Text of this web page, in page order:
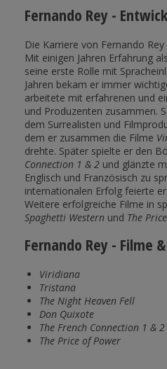
Fernando Rey -
Die Karriere von Fernando
Mit einigen Jahren Erfahrung
seine erste Rolle mit
Jahren bekam er immer
arbeitete mit erfahrenen und
und Produzenten zusammen.
dem Surrealisten und
dem er zusammen die Filme
drehte. Später spielte er den
Connection 1 & 2 und glänzte
Englisch und Französisch zu
internationalen Erfolg feierte
Weitere erfolgreiche Filme in
Spaghetti Westernund The
Fernando Rey - Filme
Viridiana
Tristana
The Night Heaven Fell
Don Quixote
The French Connection 1 & 2
The Price of Power